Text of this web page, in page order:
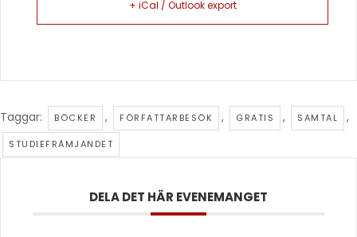
+ iCal / Outlook export
Taggar: BÖCKER , FÖRFATTARBESÖK , GRATIS , SAMTAL ,
STUDIEFRÄMJANDET
DELA DET HÄR EVENEMANGET